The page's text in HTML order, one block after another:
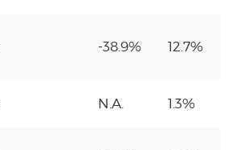
-38.9% 12.7%
N.A. 1.3%